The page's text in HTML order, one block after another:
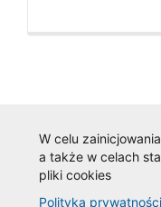
W celu
a także w celach
pliki cookies
Polityka prywatności